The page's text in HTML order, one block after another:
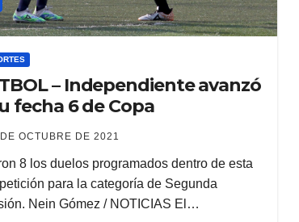
avanzó
fecha 6 de Copa
OCTUBRE DE 2021
8 los duelos programados dentro de esta
para la categoría de Segunda
Nein Gómez / NOTICIAS El…